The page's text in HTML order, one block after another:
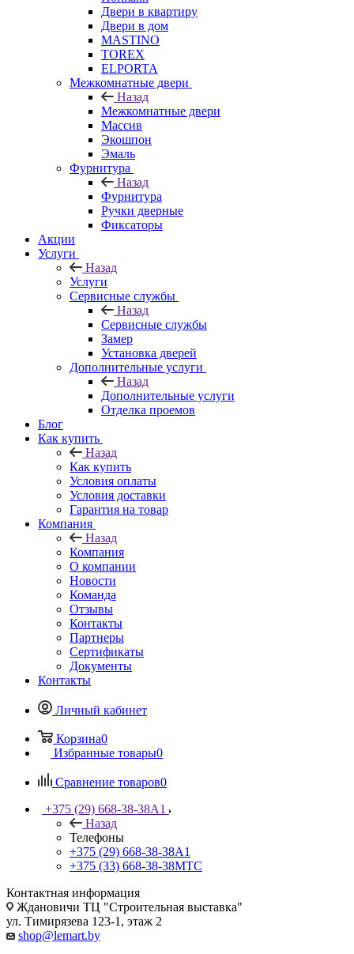
Двери в квартиру
Двери в дом
MASTINO
TOREX
ELPORTA
Межкомнатные двери
Назад
Межкомнатные двери
Массив
Экошпон
Эмаль
Фурнитура
Назад
Фурнитура
Ручки дверные
Фиксаторы
Акции
Услуги
Назад
Услуги
Сервисные службы
Назад
Сервисные службы
Замер
Установка дверей
Дополнительные услуги
Назад
Дополнительные услуги
Отделка проемов
Блог
Как купить
Назад
Как купить
Условия оплаты
Условия доставки
Гарантия на товар
Компания
Назад
Компания
О компании
Новости
Команда
Отзывы
Контакты
Партнеры
Сертификаты
Документы
Контакты
Личный кабинет
Корзина0
Избранные товары0
Сравнение товаров0
+375 (29) 668-38-38A1
Назад
Телефоны
+375 (29) 668-38-38A1
+375 (33) 668-38-38МТС
Контактная информация
Ждановичи ТЦ "Строительная выставка"
ул. Тимирязева 123-1, этаж 2
shop@lemart.by